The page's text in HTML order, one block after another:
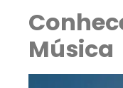
Música